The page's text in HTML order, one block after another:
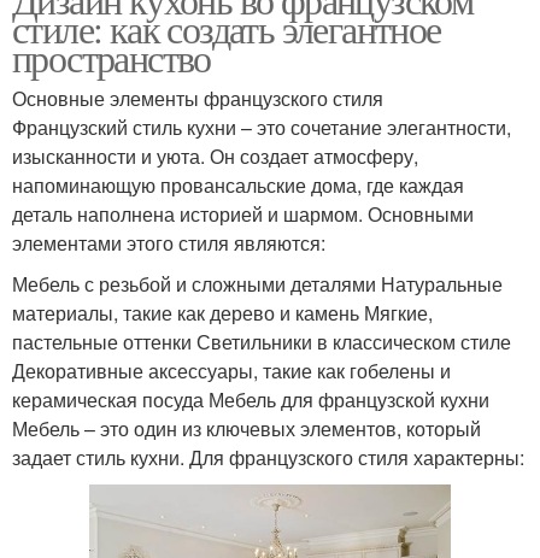
стиле: как создать элегантное
пространство
Основные элементы французского стиля
Французский стиль кухни – это сочетание элегантности,
изысканности и уюта. Он создает атмосферу,
напоминающую провансальские дома, где каждая
деталь наполнена историей и шармом. Основными
элементами этого стиля являются:
Мебель с резьбой и сложными деталями Натуральные
материалы, такие как дерево и камень Мягкие,
пастельные оттенки Светильники в классическом стиле
Декоративные аксессуары, такие как гобелены и
керамическая посуда Мебель для французской кухни
Мебель – это один из ключевых элементов, который
задает стиль кухни. Для французского стиля характерны: